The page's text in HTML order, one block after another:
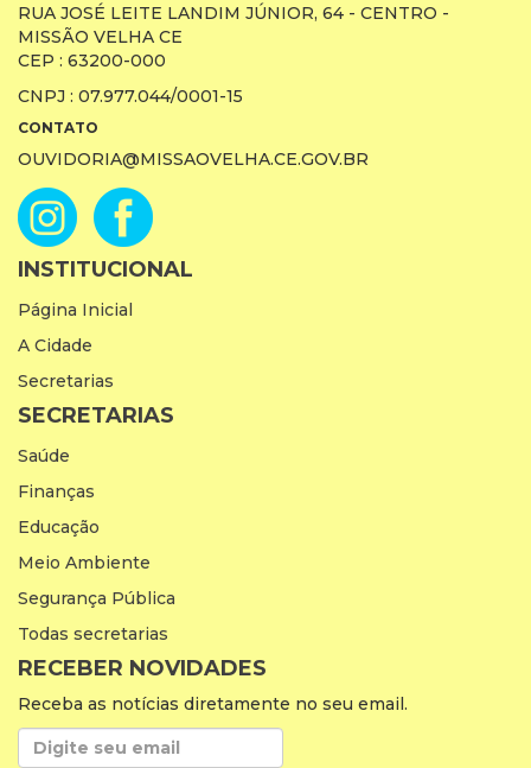
RUA JOSÉ LEITE LANDIM JÚNIOR, 64 - CENTRO -
MISSÃO VELHA CE
CEP : 63200-000
CNPJ : 07.977.044/0001-15
CONTATO
OUVIDORIA@MISSAOVELHA.CE.GOV.BR
INSTITUCIONAL
Página Inicial
A Cidade
Secretarias
SECRETARIAS
Saúde
Finanças
Educação
Meio Ambiente
Segurança Pública
Todas secretarias
RECEBER NOVIDADES
Receba as notícias diretamente no seu email.